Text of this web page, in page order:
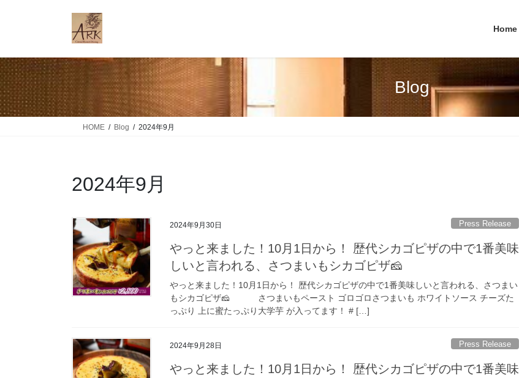
ツ
に
移
動
シ
ョ
ン
に
Home
Blog
HOME Blog 2024年9月
2024年9月
2024年9月30日 Press Release
やっと来ました！10月1日から！ 歴代シカゴピザの中で1番美味
しいと言われる、さつまいもシカゴピザ🧀
やっと来ました！10月1日から！ 歴代シカゴピザの中で1番美味しいと言われる、さつまい
もシカゴピザ🧀 さつまいもペースト ゴロゴロさつまいも ホワイトソース チーズた
っぷり 上に蜜たっぷり大学芋 が入ってます！ # […]
2024年9月28日 Press Release
やっと来ました！10月1日から！ 歴代シカゴピザの中で1番美味